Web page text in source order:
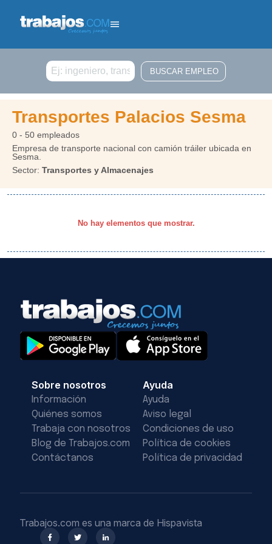
Buscar
Transportes Palacios Sesma
0 - 50 empleados
Empresa de transporte nacional con camión tráiler ubicada en
Sesma.
Sector: Transportes y Almacenajes
No hay elementos que mostrar.
Sobre nosotros
Información
Quiénes somos
Trabaja con nosotros
Blog de Trabajos.com
Contáctanos
Ayuda
Ayuda
Aviso legal
Condiciones de uso
Política de cookies
Política de privacidad
Trabajos.com es una marca de Hispavista